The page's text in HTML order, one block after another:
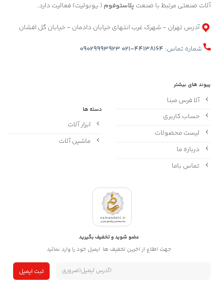
آلات صنعتی مرتبط با صنعت پلاستوفوم ( یونولیت) فعالیت دارد.
آدرس تهران - شهرک غرب انتهای خیابان دادمان - خیابان گل افشان
شماره تماس: 021-44138164
09029993923
پیوند های بیشتر
آلا فرس مبنا
حساب کاربری
لیست محصولات
درباره ما
تماس باما
دسته ها
ابزار آلات
ماشین آلات
عضو شوید و تخفیف بگیرید
جهت اطلاع از اخرین تخفیف ها ایمیل خود را وارد نمائید